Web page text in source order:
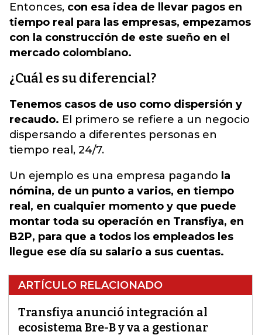
Entonces, con esa idea de llevar pagos en
tiempo real para las empresas, empezamos
con la construcción de este sueño en el
mercado colombiano.
¿Cuál es su diferencial?
Tenemos casos de uso como dispersión y
recaudo. El primero se refiere a un negocio
dispersando a diferentes personas en
tiempo real, 24/7.
Un ejemplo es una empresa pagando la
nómina, de un punto a varios, en tiempo
real, en cualquier momento y que puede
montar toda su operación en Transfiya, en
B2P, para que a todos los empleados les
llegue ese día su salario a sus cuentas.
ARTÍCULO RELACIONADO
Transfiya anunció integración al
ecosistema Bre-B y va a gestionar